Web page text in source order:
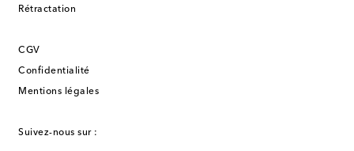
Rétractation
CGV
Confidentialité
Mentions légales
Suivez-nous sur :